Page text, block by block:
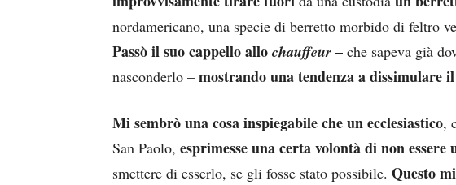
nordamericano, una specie di berretto morbido di feltro
Passò il suo cappello allo chauffeur – che sapeva già
nasconderlo – mostrando una tendenza a dissimulare
Mi sembrò una cosa inspiegabile che un ecclesiastico,
San Paolo, esprimesse una certa volontà di non essere
smettere di esserlo, se gli fosse stato possibile. Questo